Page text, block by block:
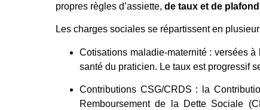
propres règles d’assiette, de taux et de plafond
Les charges sociales se répartissent en
Cotisations maladie-maternité : versées
santé du praticien. Le taux est progressif
Contributions CSG/CRDS : la
Remboursement de la Dette Sociale